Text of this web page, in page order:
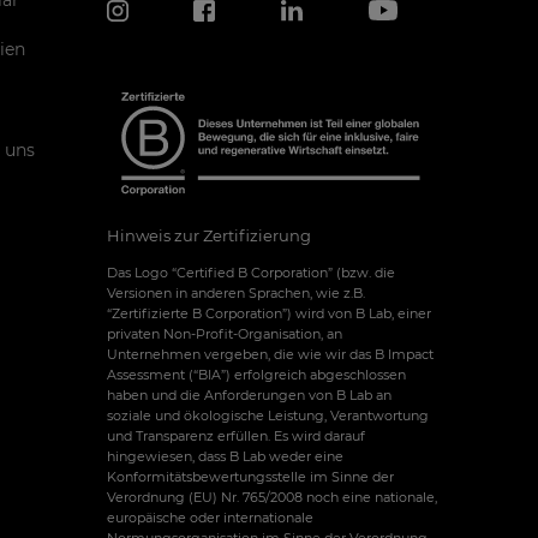
uns
Hinweis zur Zertifizierung
Das Logo “Certified B Corporation” (bzw. die
Versionen in anderen Sprachen, wie z.B.
“Zertifizierte B Corporation”) wird von B Lab, einer
privaten Non-Profit-Organisation, an
Unternehmen vergeben, die wie wir das B Impact
Assessment (“BIA”) erfolgreich abgeschlossen
haben und die Anforderungen von B Lab an
soziale und ökologische Leistung, Verantwortung
und Transparenz erfüllen. Es wird darauf
hingewiesen, dass B Lab weder eine
Konformitätsbewertungsstelle im Sinne der
Verordnung (EU) Nr. 765/2008 noch eine nationale,
europäische oder internationale